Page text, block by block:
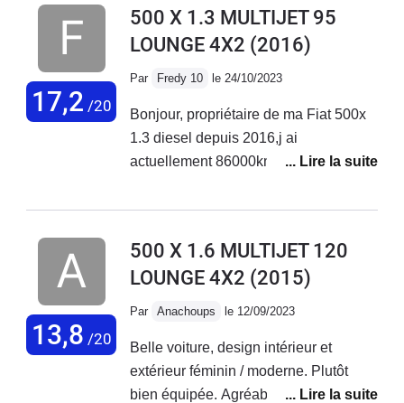
17,2 /20
500 X 1.3 MULTIJET 95
LOUNGE 4X2 (2016)
Par Fredy 10 le 24/10/2023
Bonjour, propriétaire de ma Fiat 500x
1.3 diesel depuis 2016,j ai
actuellement 86000km au compteur
Entretien courant effectué chez Fiat
polyvalent.
13,8 /20
500 X 1.6 MULTIJET 120
LOUNGE 4X2 (2015)
Par Anachoups le 12/09/2023
Belle voiture, design intérieur et
extérieur féminin / moderne. Plutôt
bien équipée. Agréable à conduire sur